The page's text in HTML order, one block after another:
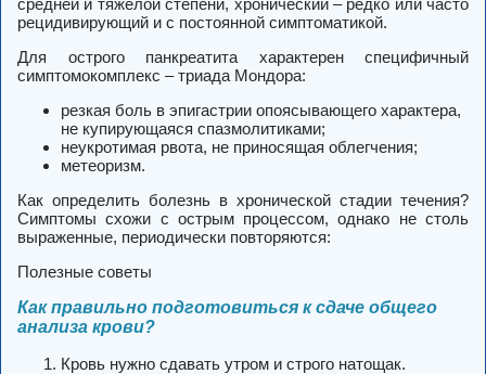
средней и тяжёлой степени, хронический – редко или часто
рецидивирующий и с постоянной симптоматикой.
Для острого панкреатита характерен специфичный
симптомокомплекс – триада Мондора:
резкая боль в эпигастрии опоясывающего характера,
не купирующаяся спазмолитиками;
неукротимая рвота, не приносящая облегчения;
метеоризм.
Как определить болезнь в хронической стадии течения?
Симптомы схожи с острым процессом, однако не столь
выраженные, периодически повторяются:
Полезные советы
Как правильно подготовиться к сдаче общего
анализа крови?
Кровь нужно сдавать утром и строго натощак.